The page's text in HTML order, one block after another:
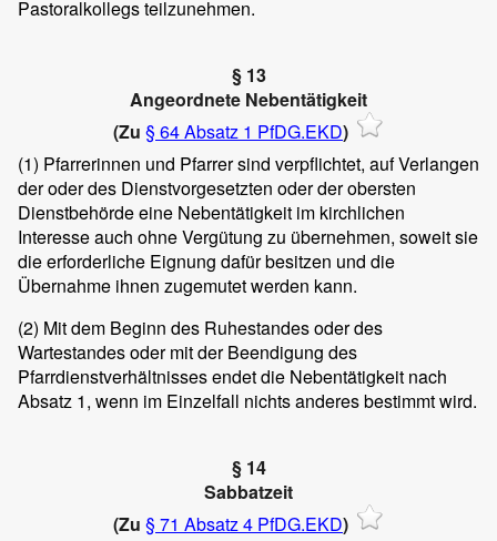
Pastoralkollegs teilzunehmen.
§ 13
Angeordnete Nebentätigkeit
(Zu § 64 Absatz 1 PfDG.EKD)
(1) Pfarrerinnen und Pfarrer sind verpflichtet, auf Verlangen
der oder des Dienstvorgesetzten oder der obersten
Dienstbehörde eine Nebentätigkeit im kirchlichen
Interesse auch ohne Vergütung zu übernehmen, soweit sie
die erforderliche Eignung dafür besitzen und die
Übernahme ihnen zugemutet werden kann.
(2) Mit dem Beginn des Ruhestandes oder des
Wartestandes oder mit der Beendigung des
Pfarrdienstverhältnisses endet die Nebentätigkeit nach
Absatz 1, wenn im Einzelfall nichts anderes bestimmt wird.
§ 14
Sabbatzeit
(Zu § 71 Absatz 4 PfDG.EKD)